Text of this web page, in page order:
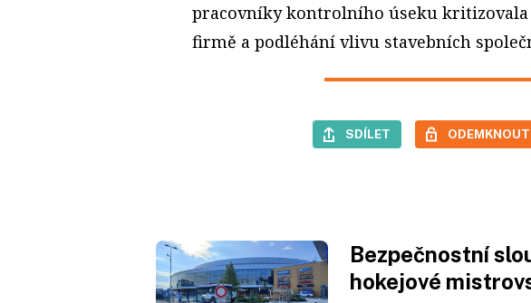
pracovníky kontrolního úseku
firmě a podléhání vlivu stavebních
SDÍLET
Bezpečnostní
hokejové